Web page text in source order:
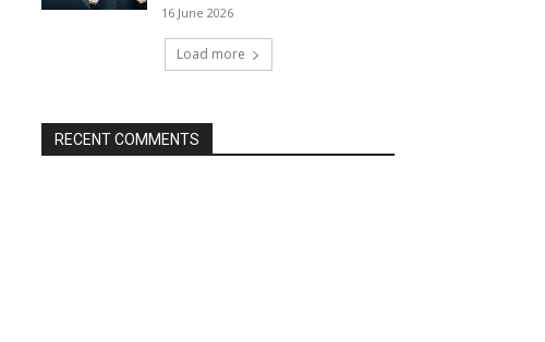
16 June 2026
Load more
RECENT COMMENTS